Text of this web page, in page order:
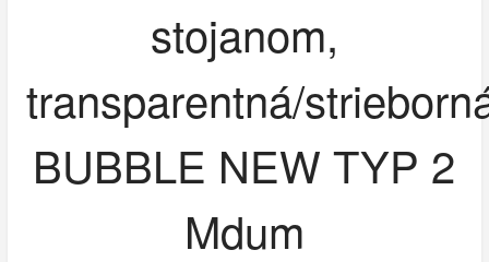
stojanom,
transparentná/
BUBBLE NEW TYP 2
Mdum